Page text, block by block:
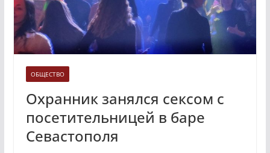
ОБЩЕСТВО
Охранник занялся сексом с
посетительницей в баре
Севастополя